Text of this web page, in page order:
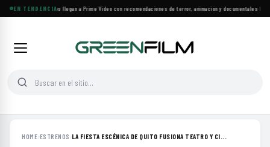
EN TENDENCIA
Más de 160 estrenos llegan a Prime Video con recomendaciones de terror, animación y documentales·Las
HOME›ESTRENOS ›LA FIESTA ESCÉNICA DE QUITO FUSIONA TEATRO Y CI...